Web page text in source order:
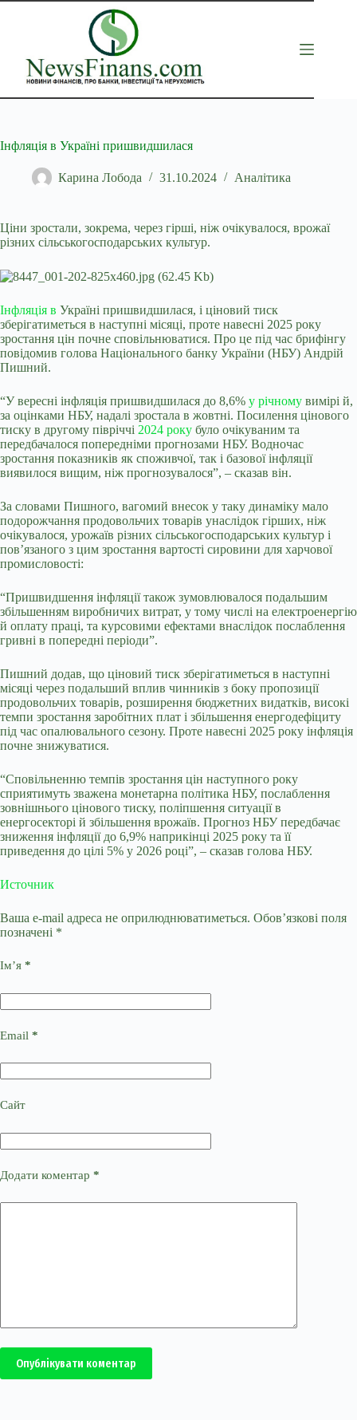
Перейти
Інфляція в Україні пришвидшилася
Карина Лобода 31.10.2024 Аналітика
Ціни зростали, зокрема, через гірші, ніж очікувалося, врожаї
різних сільськогосподарських культур.
Інфляція в Україні пришвидшилася, і ціновий тиск
зберігатиметься в наступні місяці, проте навесні 2025 року
зростання цін почне сповільнюватися. Про це під час брифінгу
повідомив голова Національного банку України (НБУ) Андрій
Пишний.
“У вересні інфляція пришвидшилася до 8,6% у річному вимірі й,
за оцінками НБУ, надалі зростала в жовтні. Посилення цінового
тиску в другому півріччі 2024 року було очікуваним та
передбачалося попередніми прогнозами НБУ. Водночас
зростання показників як споживчої, так і базової інфляції
виявилося вищим, ніж прогнозувалося”, – сказав він.
За словами Пишного, вагомий внесок у таку динаміку мало
подорожчання продовольчих товарів унаслідок гірших, ніж
очікувалося, урожаїв різних сільськогосподарських культур і
пов’язаного з цим зростання вартості сировини для харчової
промисловості:
“Пришвидшення інфляції також зумовлювалося подальшим
збільшенням виробничих витрат, у тому числі на електроенергію
й оплату праці, та курсовими ефектами внаслідок послаблення
гривні в попередні періоди”.
Пишний додав, що ціновий тиск зберігатиметься в наступні
місяці через подальший вплив чинників з боку пропозиції
продовольчих товарів, розширення бюджетних видатків, високі
темпи зростання заробітних плат і збільшення енергодефіциту
під час опалювального сезону. Проте навесні 2025 року інфляція
почне знижуватися.
“Сповільненню темпів зростання цін наступного року
сприятимуть зважена монетарна політика НБУ, послаблення
зовнішнього цінового тиску, поліпшення ситуації в
енергосекторі й збільшення врожаїв. Прогноз НБУ передбачає
зниження інфляції до 6,9% наприкінці 2025 року та її
приведення до цілі 5% у 2026 році”, – сказав голова НБУ.
Источник
Ваша e-mail адреса не оприлюднюватиметься. Обов’язкові поля
позначені *
Ім’я *
Email *
Сайт
Додати коментар *
Опублікувати коментар